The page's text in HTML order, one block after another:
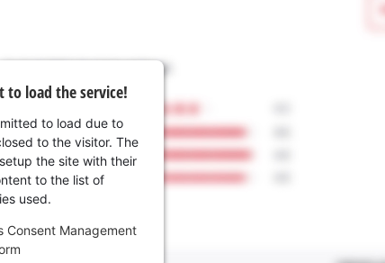
to load the service!
to load due to
to the visitor. The
the site with their
to the list of
used.
Consent Management